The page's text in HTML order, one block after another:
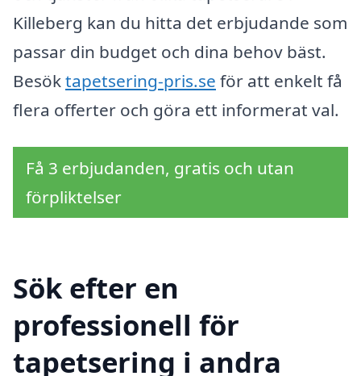
Killeberg kan du hitta det erbjudande som
passar din budget och dina behov bäst.
Besöktapetsering-pris.se för att enkelt få
flera offerter och göra ett informerat val.
Få 3 erbjudanden, gratis och utan
förpliktelser
Sök efter en
professionell för
tapetsering i andra